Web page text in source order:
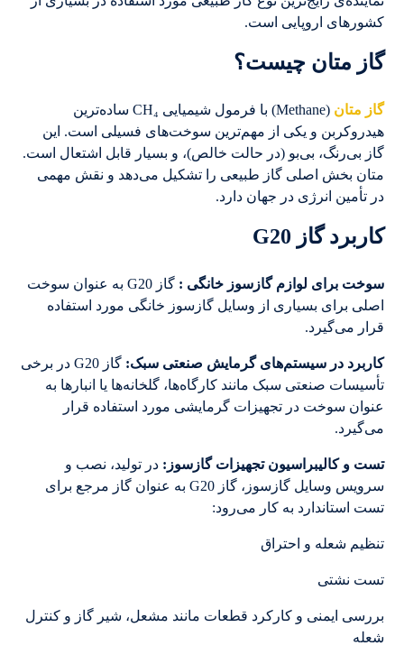
کشورهای اروپایی است.
گاز متان چیست؟
گاز متان
(Methane) با فرمول شیمیایی CH₄ ساده‌ترین
هیدروکربن و یکی از مهم‌ترین سوخت‌های فسیلی است. این
گاز بی‌رنگ، بی‌بو (در حالت خالص)، و بسیار قابل اشتعال است.
متان بخش اصلی گاز طبیعی را تشکیل می‌دهد و نقش مهمی
در تأمین انرژی در جهان دارد.
کاربرد گاز G20
سوخت برای لوازم گازسوز خانگی :
گاز G20 به عنوان سوخت
اصلی برای بسیاری از وسایل گازسوز خانگی مورد استفاده
قرار می‌گیرد.
کاربرد در سیستم‌های گرمایش صنعتی سبک:
گاز G20 در برخی
تأسیسات صنعتی سبک مانند کارگاه‌ها، گلخانه‌ها یا انبارها به
عنوان سوخت در تجهیزات گرمایشی مورد استفاده قرار
می‌گیرد.
تست و کالیبراسیون تجهیزات گازسوز:در تولید، نصب و
سرویس وسایل گازسوز، گاز G20 به عنوان گاز مرجع برای
تست استاندارد به کار می‌رود:
تنظیم شعله و احتراق
تست نشتی
بررسی ایمنی و کارکرد قطعات مانند مشعل، شیر گاز و کنترل
شعله